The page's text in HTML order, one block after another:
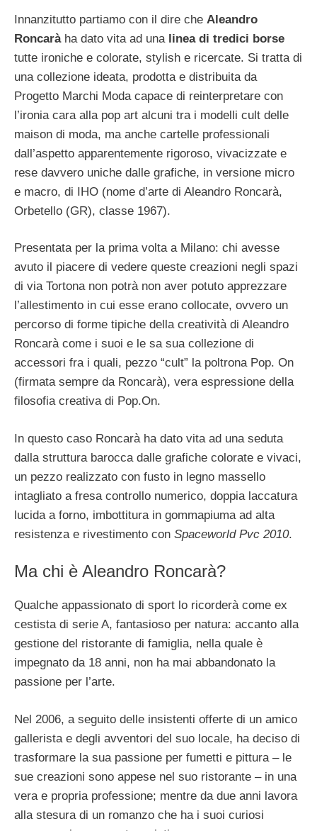
Innanzitutto partiamo con il dire che Aleandro
Roncarà ha dato vita ad una linea di tredici borse
tutte ironiche e colorate, stylish e ricercate. Si tratta di
una collezione ideata, prodotta e distribuita da
Progetto Marchi Moda capace di reinterpretare con
l’ironia cara alla pop art alcuni tra i modelli cult delle
maison di moda, ma anche cartelle professionali
dall’aspetto apparentemente rigoroso, vivacizzate e
rese davvero uniche dalle grafiche, in versione micro
e macro, di IHO (nome d’arte di Aleandro Roncarà,
Orbetello (GR), classe 1967).
Presentata per la prima volta a Milano: chi avesse
avuto il piacere di vedere queste creazioni negli spazi
di via Tortona non potrà non aver potuto apprezzare
l’allestimento in cui esse erano collocate, ovvero un
percorso di forme tipiche della creatività di Aleandro
Roncarà come i suoi e le sa sua collezione di
accessori fra i quali, pezzo “cult” la poltrona Pop. On
(firmata sempre da Roncarà), vera espressione della
filosofia creativa di Pop.On.
In questo caso Roncarà ha dato vita ad una seduta
dalla struttura barocca dalle grafiche colorate e vivaci,
un pezzo realizzato con fusto in legno massello
intagliato a fresa controllo numerico, doppia laccatura
lucida a forno, imbottitura in gommapiuma ad alta
resistenza e rivestimento con Spaceworld Pvc 2010.
Ma chi è Aleandro Roncarà?
Qualche appassionato di sport lo ricorderà come ex
cestista di serie A, fantasioso per natura: accanto alla
gestione del ristorante di famiglia, nella quale è
impegnato da 18 anni, non ha mai abbandonato la
passione per l’arte.
Nel 2006, a seguito delle insistenti offerte di un amico
gallerista e degli avventori del suo locale, ha deciso di
trasformare la sua passione per fumetti e pittura – le
sue creazioni sono appese nel suo ristorante – in una
vera e propria professione; mentre da due anni lavora
alla stesura di un romanzo che ha i suoi curiosi